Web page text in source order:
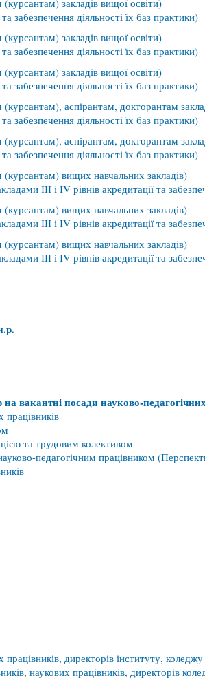
закладів вищої освіти)
забезпечення діяльності їх баз практики)
закладів вищої освіти)
забезпечення діяльності їх баз практики)
закладів вищої освіти)
забезпечення діяльності їх баз практики)
аспірантам, докторантам
забезпечення діяльності їх баз практики)
аспірантам, докторантам
забезпечення діяльності їх баз практики)
вищих навчальних закладів)
ІІІ і ІV рівнів акредитації та
вищих навчальних закладів)
ІІІ і ІV рівнів акредитації та
вищих навчальних закладів)
ІІІ і ІV рівнів акредитації та
вакантні посади науково-
та трудовим колективом
педагогічним працівником
директорів інституту,
наукових працівників, директорів